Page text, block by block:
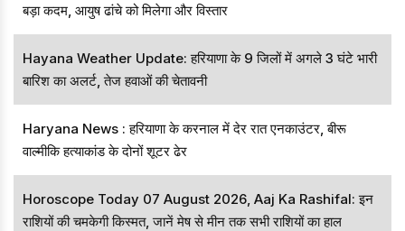
बड़ा कदम, आयुष ढांचे को मिलेगा और विस्तार
Hayana Weather Update: हरियाणा के 9 जिलों में अगले 3 घंटे भारी
बारिश का अलर्ट, तेज हवाओं की चेतावनी
Haryana News : हरियाणा के करनाल में देर रात एनकाउंटर, बीरू
वाल्मीकि हत्याकांड के दोनों शूटर ढेर
Horoscope Today 07 August 2026, Aaj Ka Rashifal: इन
राशियों की चमकेगी किस्मत, जानें मेष से मीन तक सभी राशियों का हाल